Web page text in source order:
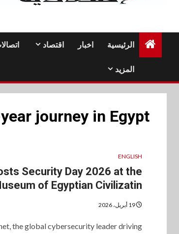
الرئيسية اخبار اقتصاد
المزيد
journey in Egypt
ENGLISH
Security Day 2026 at the
of Egyptian Civilizatin
19 أبريل، 2026
the global cybersecurity leader driving